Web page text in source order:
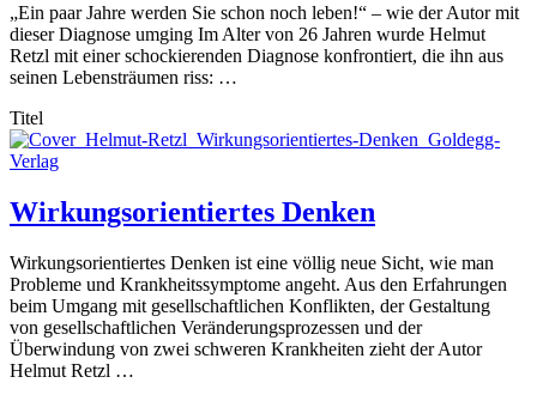
„Ein paar Jahre werden Sie schon noch leben!“ – wie der Autor mit
dieser Diagnose umging Im Alter von 26 Jahren wurde Helmut
Retzl mit einer schockierenden Diagnose konfrontiert, die ihn aus
seinen Lebensträumen riss: …
Titel
Wirkungsorientiertes Denken
Wirkungsorientiertes Denken ist eine völlig neue Sicht, wie man
Probleme und Krankheitssymptome angeht. Aus den Erfahrungen
beim Umgang mit gesellschaftlichen Konflikten, der Gestaltung
von gesellschaftlichen Veränderungsprozessen und der
Überwindung von zwei schweren Krankheiten zieht der Autor
Helmut Retzl …